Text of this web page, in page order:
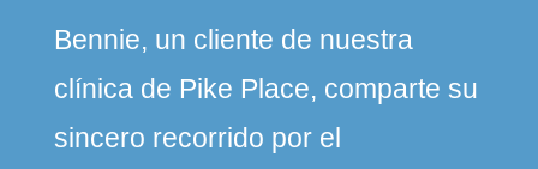
Bennie, un cliente de nuestra
clínica de Pike Place, comparte su
sincero recorrido por el